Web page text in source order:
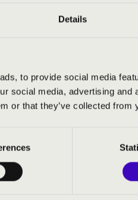
Details
to provide social media
social media, advertising
or that they’ve collected